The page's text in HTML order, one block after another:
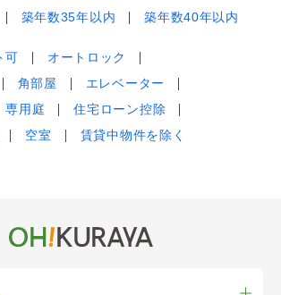
築年数35年以内 築年数40年以内
可
オートロック
角部屋
エレベーター
専用庭
住宅ローン控除
空室 賃貸中物件を除く